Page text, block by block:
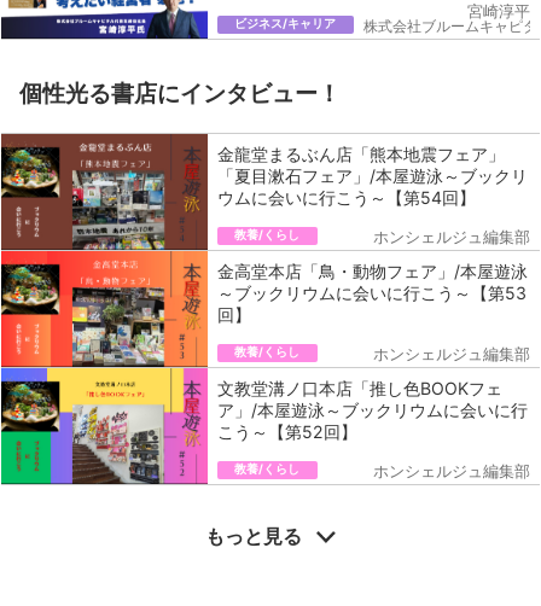
ビジネス/キャリア
宮崎淳平
株式会社ブルームキャピ
個性光る書店にインタビュー！
金龍堂まるぶん店「熊本地震フェア」
「夏目漱石フェア」/本屋遊泳～ブックリ
ウムに会いに行こう～【第54回】
教養/くらし ホンシェルジュ編集部
金高堂本店「鳥・動物フェア」/本屋遊泳
～ブックリウムに会いに行こう～【第53
回】
教養/くらし ホンシェルジュ編集部
文教堂溝ノ口本店「推し色BOOKフェ
ア」/本屋遊泳～ブックリウムに会いに行
こう～【第52回】
教養/くらし ホンシェルジュ編集部
もっと見る